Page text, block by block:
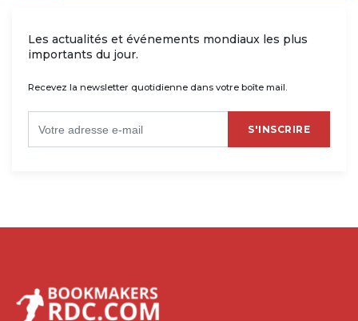
Les actualités et événements mondiaux les plus
importants du jour.
Recevez la newsletter quotidienne dans votre boîte mail.
S'INSCRIRE